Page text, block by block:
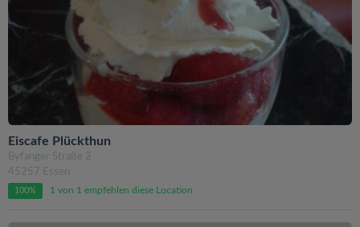
Eiscafe Plückthun
Byfanger Straße 2
45257 Essen
100% 1 von 1 empfehlen diese Location